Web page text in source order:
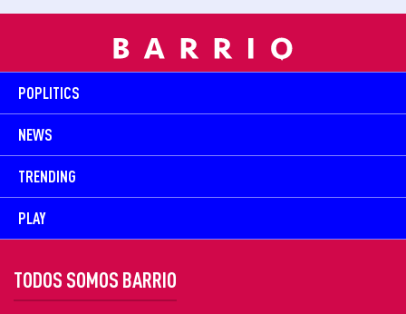
POPLITICS
NEWS
TRENDING
PLAY
TODOS SOMOS BARRIO